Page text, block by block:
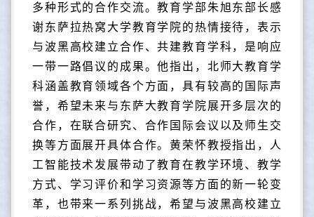
多种形式的合作交流。教育学部朱旭东部长感
谢东萨拉热窝大学教育学院的热情接待，表示
与波黑高校建立合作、共建教育学科，是响应
一带一路倡议的成果。他指出，北师大教育学
科涵盖教育领域各个方面，具有较高的国际声
誉，希望未来与东萨大教育学院展开多层次的
合作，在联合研究、合作国际会议以及师生交
换等方面展开具体合作。黄荣怀教授指出，人
工智能技术发展带动了教育在教学环境、教学
方式、学习评价和学习资源等方面的新一轮变
革，也带来一系列挑战，希望与波黑高校建立